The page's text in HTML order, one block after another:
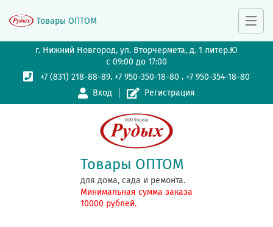
г. Нижний Новгород, ул. Вторчермета, д. 1 литер.Ю
с 09:00 до 17:00
+7 (831) 218-88-89,+7 950-350-18-80 ,+7 950-354-18-80
Вход
Регистрация
Товары ОПТОМ
для дома, сада и ремонта.
Минимальная сумма заказа
10000 рублей.
Товары ОПТОМ